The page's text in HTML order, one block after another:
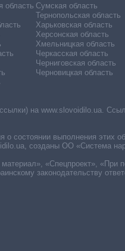
область Сумская область
Тернопольская область
Харьковская область
Херсонская область
Хмельницкая область
Черкасская область
Черниговская область
Черновицкая область
на www.slovoidilo.ua.
состоянии выполнения этих
созданы ОО «Система
«Спецпроект», «При
законодательству